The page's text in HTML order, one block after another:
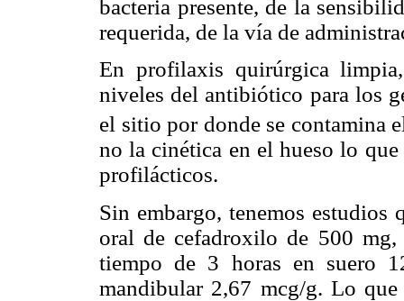
bacteria presente, de la
requerida, de la vía de
En profilaxis quirúrgica
niveles del antibiótico para los
el sitio por donde se contamina
no la cinética en el hueso lo
profilácticos.
Sin embargo, tenemos estudios
oral de cefadroxilo de 500
tiempo de 3 horas en suero
mandibular 2,67 mcg/g. Lo